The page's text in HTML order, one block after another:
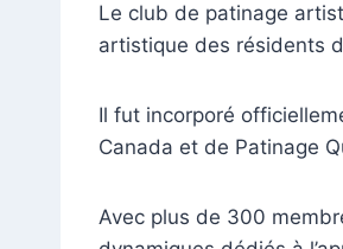
Le club de patinage
artistique des résidents
Il fut incorporé
Canada et de Patinage
Avec plus de 300